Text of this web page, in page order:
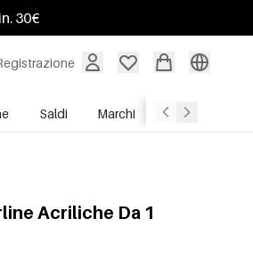
30€
Saldi Marchi Servizio
Acriliche Da 1